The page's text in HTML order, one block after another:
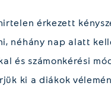
érkezett
néhány nap alatt
és számonkérési
ki a diákok